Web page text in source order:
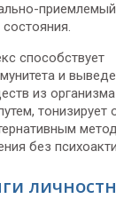
состояния.
способствует
и
из организма
тонизирует
без